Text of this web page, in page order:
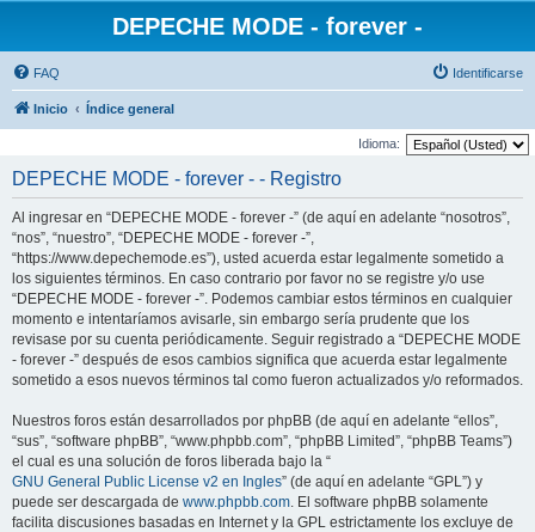
DEPECHE MODE - forever -
FAQ Identificarse
Inicio Índice general
Idioma:
DEPECHE MODE - forever - - Registro
Al ingresar en “DEPECHE MODE - forever -” (de aquí en adelante “nosotros”,
“nos”, “nuestro”, “DEPECHE MODE - forever -”,
“https://www.depechemode.es”), usted acuerda estar legalmente sometido a
los siguientes términos. En caso contrario por favor no se registre y/o use
“DEPECHE MODE - forever -”. Podemos cambiar estos términos en cualquier
momento e intentaríamos avisarle, sin embargo sería prudente que los
revisase por su cuenta periódicamente. Seguir registrado a “DEPECHE MODE
- forever -” después de esos cambios significa que acuerda estar legalmente
sometido a esos nuevos términos tal como fueron actualizados y/o reformados.
Nuestros foros están desarrollados por phpBB (de aquí en adelante “ellos”,
“sus”, “software phpBB”, “www.phpbb.com”, “phpBB Limited”, “phpBB Teams”)
el cual es una solución de foros liberada bajo la “
GNU General Public License v2 en Ingles” (de aquí en adelante “GPL”) y
puede ser descargada de www.phpbb.com. El software phpBB solamente
facilita discusiones basadas en Internet y la GPL estrictamente los excluye de